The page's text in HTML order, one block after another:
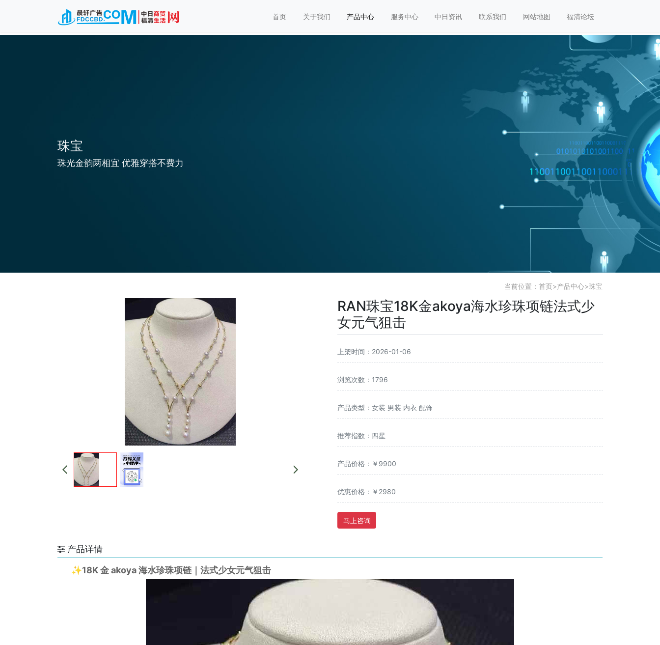
首页 关于我们 产品中心 服务中心 中日资讯 联系我们 网站地图 福清论坛
珠宝
珠光金韵两相宜 优雅穿搭不费力
当前位置： 首页>产品中心>珠宝
RAN珠宝18K金akoya海水珍珠项链法式少
女元气狙击
上架时间：2026-01-06
浏览次数：1796
产品类型：女装 男装 内衣 配饰
推荐指数：四星
产品价格：￥9900
优惠价格：￥2980
马上咨询
产品详情
✨18K 金 akoya 海水珍珠项链｜法式少女元气狙击